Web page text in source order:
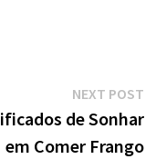
NEXT POST
de Sonhar
em Comer Frango